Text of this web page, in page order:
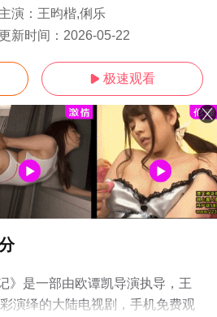
主演： 王昀楷,俐乐
新时间： 2026-05-22
 极速观看
》是一部由欧谭凯导演执导，王
演绎的大陆电视剧，手机免费观